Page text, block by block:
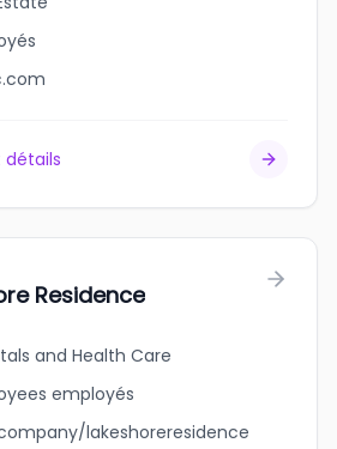
détails
Residence
and Health Care
employés
lakeshoreresidence